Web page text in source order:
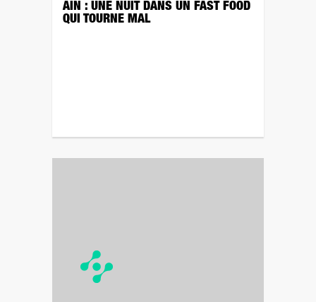
AIN : UNE NUIT DANS UN FAST FOOD
QUI TOURNE MAL